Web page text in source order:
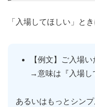
「入場してほしい」と
【例文】ご入場
→意味は『入場し
あるいはもっとシンプ